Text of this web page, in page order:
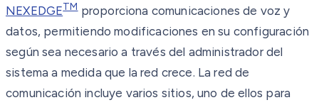
NEXEDGETMproporciona comunicaciones de voz y
datos, permitiendo modificaciones en su configuración
según sea necesario a través del administrador del
sistema a medida que la red crece. La red de
comunicación incluye varios sitios, uno de ellos para